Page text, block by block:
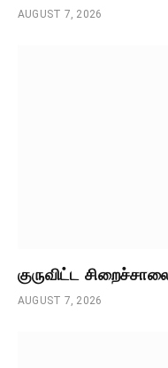
AUGUST 7, 2026
குருவிட்ட
AUGUST 7, 2026